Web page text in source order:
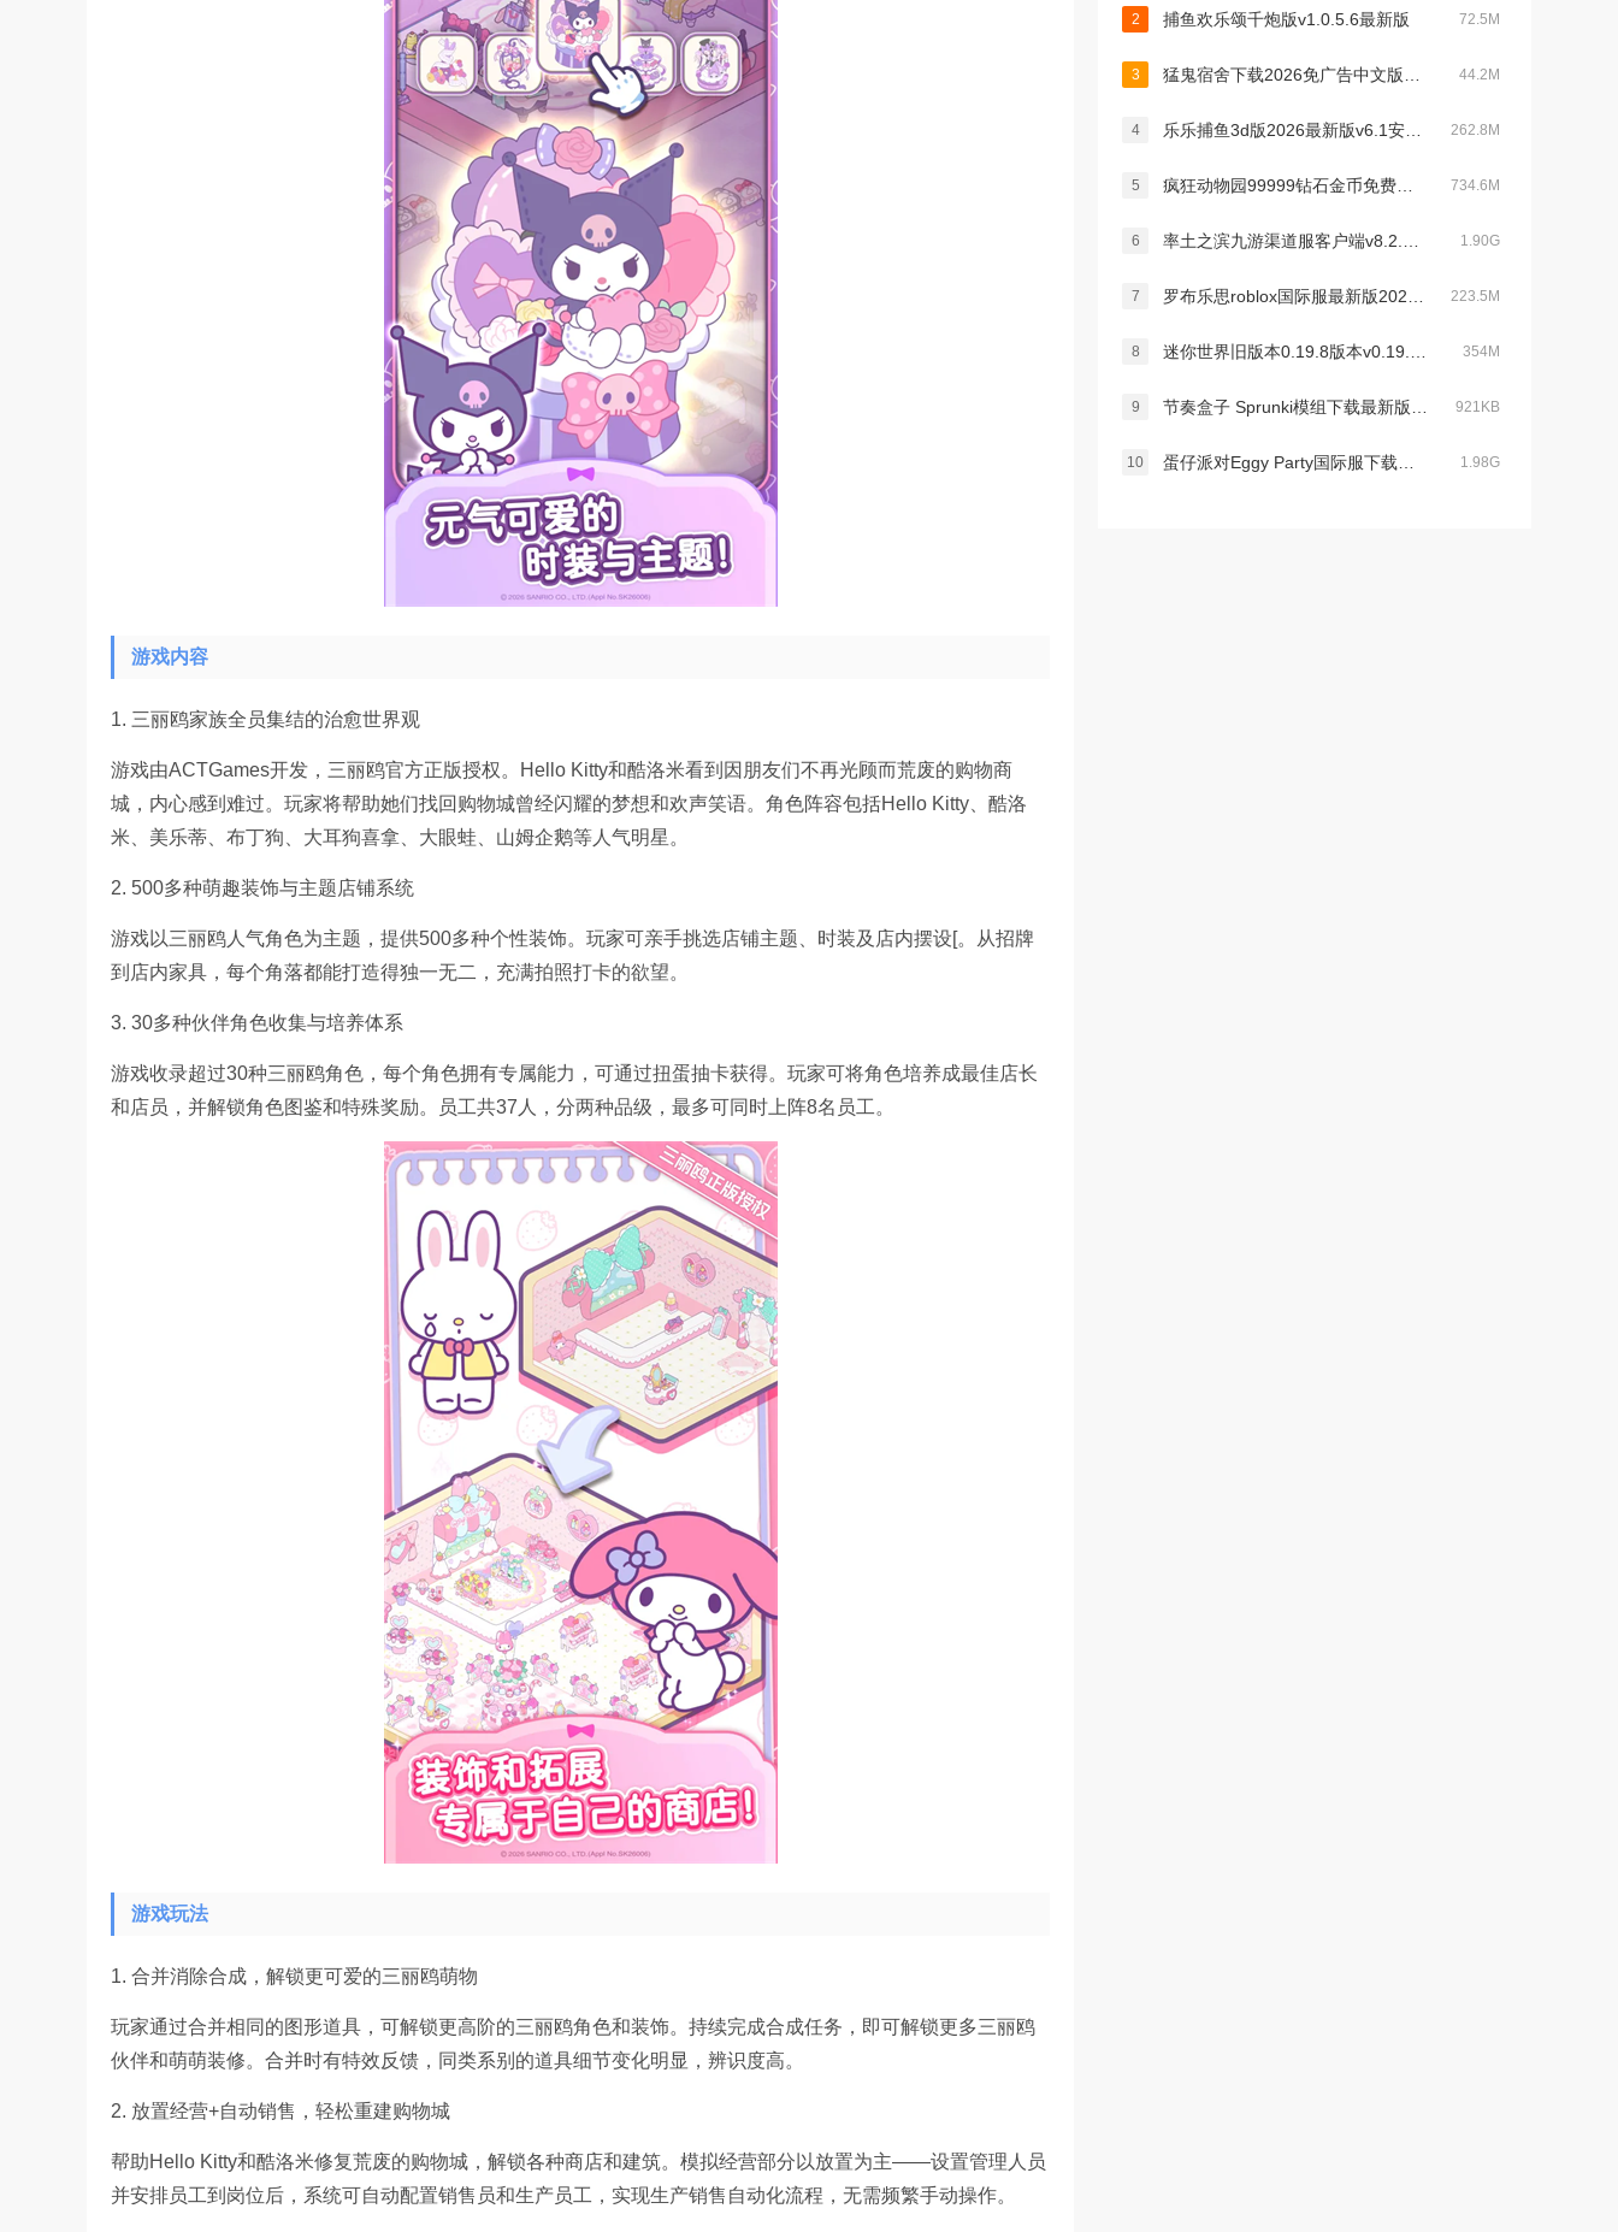
游戏内容
1. 三丽鸥家族全员集结的治愈世界观
游戏由ACTGames开发，三丽鸥官方正版授权。Hello Kitty和酷洛米看到因朋友们不再光顾而荒废的购物商
城，内心感到难过。玩家将帮助她们找回购物城曾经闪耀的梦想和欢声笑语。角色阵容包括Hello Kitty、酷洛
米、美乐蒂、布丁狗、大耳狗喜拿、大眼蛙、山姆企鹅等人气明星。
2. 500多种萌趣装饰与主题店铺系统
游戏以三丽鸥人气角色为主题，提供500多种个性装饰。玩家可亲手挑选店铺主题、时装及店内摆设[。从招牌
到店内家具，每个角落都能打造得独一无二，充满拍照打卡的欲望。
3. 30多种伙伴角色收集与培养体系
游戏收录超过30种三丽鸥角色，每个角色拥有专属能力，可通过扭蛋抽卡获得。玩家可将角色培养成最佳店长
和店员，并解锁角色图鉴和特殊奖励。员工共37人，分两种品级，最多可同时上阵8名员工。
游戏玩法
1. 合并消除合成，解锁更可爱的三丽鸥萌物
玩家通过合并相同的图形道具，可解锁更高阶的三丽鸥角色和装饰。持续完成合成任务，即可解锁更多三丽鸥
伙伴和萌萌装修。合并时有特效反馈，同类系别的道具细节变化明显，辨识度高。
2. 放置经营+自动销售，轻松重建购物城
帮助Hello Kitty和酷洛米修复荒废的购物城，解锁各种商店和建筑。模拟经营部分以放置为主——设置管理人员
并安排员工到岗位后，系统可自动配置销售员和生产员工，实现生产销售自动化流程，无需频繁手动操作。
2 捕鱼欢乐颂千炮版v1.0.5.6最新版 72.5M
3 44.2M
4 262.8M
5 734.6M
6 1.90G
7 223.5M
8 354M
9 921KB
10 1.98G